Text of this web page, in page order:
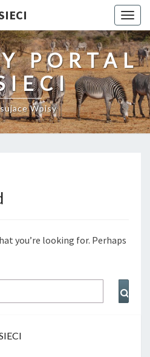
PORTAL
Wpisy
you’re looking for. Perhaps